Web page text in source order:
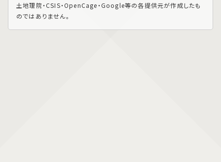
土地理院・CSIS・OpenCage・Google等の各提供元が作成したも
のではありません。